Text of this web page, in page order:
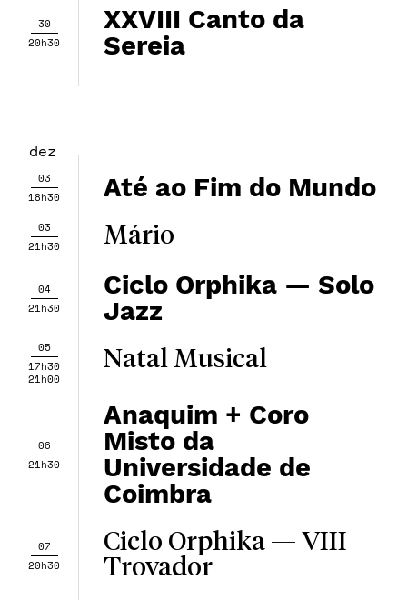
30
20h30
XXVIII Canto da
Sereia
dez
03
18h30
Até ao Fim do Mundo
03
21h30
Mário
04
21h30
Ciclo Orphika — ​​Solo
Jazz
05
17h30
21h00
Natal Musical
06
21h30
Anaquim + Coro
Misto da
Universidade de
Coimbra
07
20h30
Ciclo Orphika — ​​VIII
Trovador